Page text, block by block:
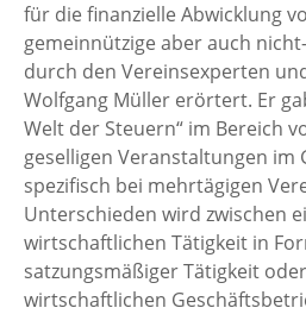
für die finanzielle Abwicklung
gemeinnützige aber auch
durch den Vereinsexperten
Wolfgang Müller erörtert. Er
Welt der Steuern“ im Bereich
geselligen Veranstaltungen im
spezifisch bei mehrtägigen
Unterschieden wird zwischen
wirtschaftlichen Tätigkeit in
satzungsmäßiger Tätigkeit
wirtschaftlichen